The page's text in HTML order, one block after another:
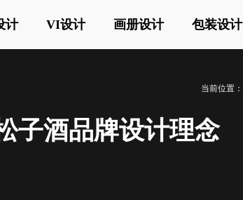
计 VI设计 画册设计 包装设计
当前位置：
子酒品牌设计理念